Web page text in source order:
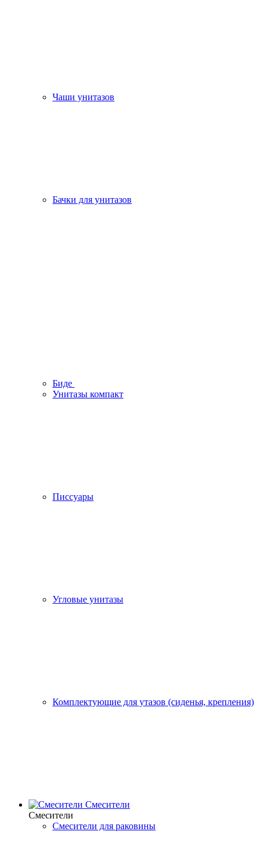
Чаши унитазов
Бачки для унитазов
Биде
Унитазы компакт
Писсуары
Угловые унитазы
Комплектующие для утазов (сиденья, крепления)
Смесители
Смесители
Смесители для раковины